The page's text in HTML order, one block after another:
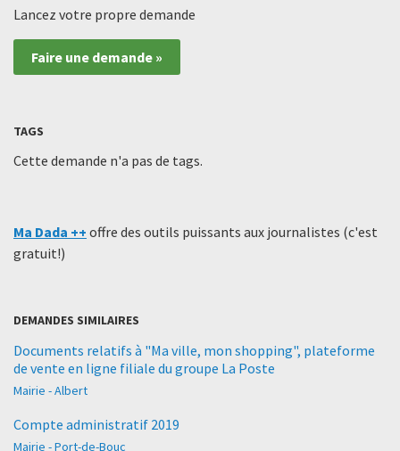
Lancez votre propre demande
Faire une demande »
TAGS
Cette demande n'a pas de tags.
Ma Dada ++ offre des outils puissants aux journalistes (c'est
gratuit!)
DEMANDES SIMILAIRES
Documents relatifs à "Ma ville, mon shopping", plateforme
de vente en ligne filiale du groupe La Poste
Mairie - Albert
Compte administratif 2019
Mairie - Port-de-Bouc